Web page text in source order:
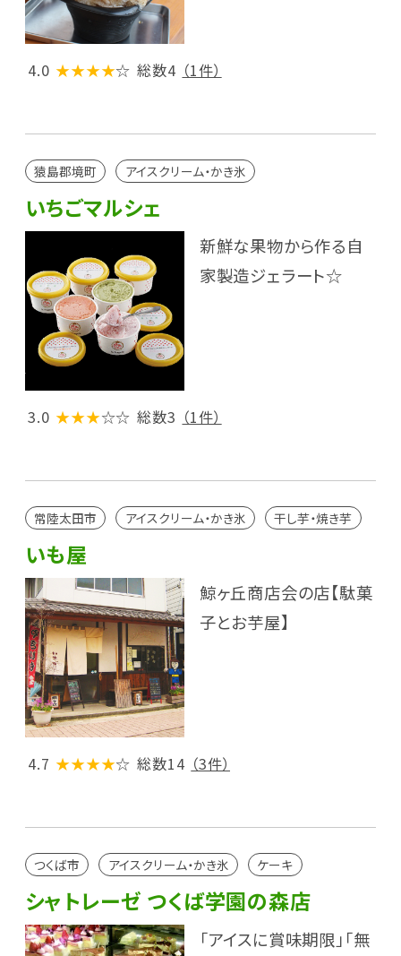
4.0 ★★★★☆ 総数4 （1件）
猿島郡境町 アイスクリーム・かき氷
いちごマルシェ
新鮮な果物から作る自
家製造ジェラート☆
3.0 ★★★☆☆ 総数3 （1件）
常陸太田市 アイスクリーム・かき氷 干し芋・焼き芋
いも屋
鯨ヶ丘商店会の店【駄菓
子とお芋屋】
4.7 ★★★★☆ 総数14 （3件）
つくば市 アイスクリーム・かき氷 ケーキ
シャトレーゼ つくば学園の森店
「アイスに賞味期限」「無